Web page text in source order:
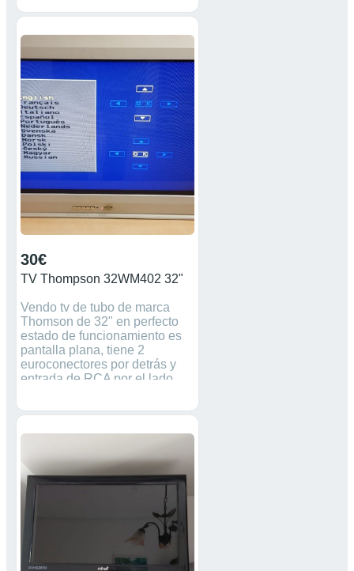
Funciona bien.
30€
TV Thompson 32WM402 32"
Vendo tv de tubo de marca
Thomson de 32" en perfecto
estado de funcionamiento es
pantalla plana, tiene 2
euroconectores por detrás y
entrada de RCA por el lado
mando a distancia y no incluye